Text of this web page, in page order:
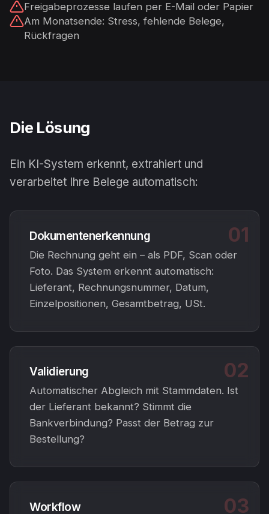
Freigabeprozesse laufen per E-Mail oder Papier
Am Monatsende: Stress, fehlende Belege,
Rückfragen
Die Lösung
Ein KI-System erkennt, extrahiert und
verarbeitet Ihre Belege automatisch:
01
Dokumentenerkennung
Die Rechnung geht ein – als PDF, Scan oder
Foto. Das System erkennt automatisch:
Lieferant, Rechnungsnummer, Datum,
Einzelpositionen, Gesamtbetrag, USt.
02
Validierung
Automatischer Abgleich mit Stammdaten. Ist
der Lieferant bekannt? Stimmt die
Bankverbindung? Passt der Betrag zur
Bestellung?
03
Workflow